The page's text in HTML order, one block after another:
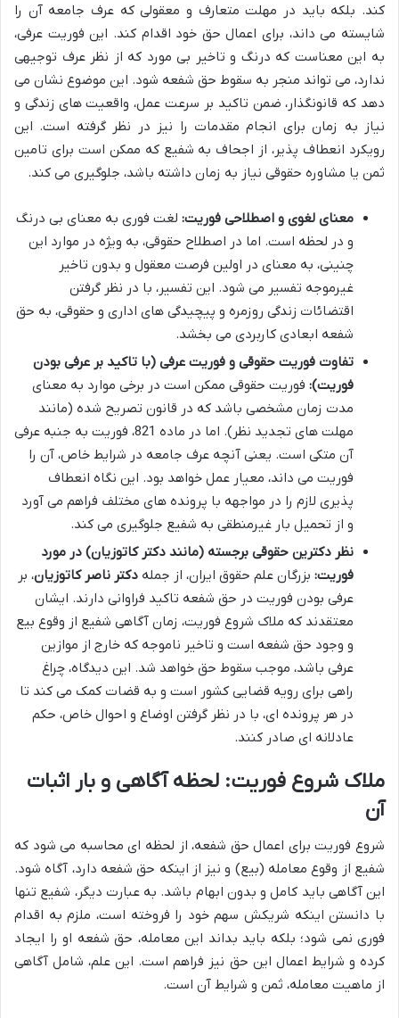
کند. بلکه باید در مهلت متعارف و معقولی که عرف جامعه آن را
شایسته می داند، برای اعمال حق خود اقدام کند. این فوریت عرفی،
به این معناست که درنگ و تاخیر بی مورد که از نظر عرف توجیهی
ندارد، می تواند منجر به سقوط حق شفعه شود. این موضوع نشان می
دهد که قانونگذار، ضمن تاکید بر سرعت عمل، واقعیت های زندگی و
نیاز به زمان برای انجام مقدمات را نیز در نظر گرفته است. این
رویکرد انعطاف پذیر، از اجحاف به شفیع که ممکن است برای تامین
ثمن یا مشاوره حقوقی نیاز به زمان داشته باشد، جلوگیری می کند.
معنای لغوی و اصطلاحی فوریت: لغت فوری به معنای بی درنگ
و در لحظه است. اما در اصطلاح حقوقی، به ویژه در موارد این
چنینی، به معنای در اولین فرصت معقول و بدون تاخیر
غیرموجه تفسیر می شود. این تفسیر، با در نظر گرفتن
اقتضائات زندگی روزمره و پیچیدگی های اداری و حقوقی، به حق
شفعه ابعادی کاربردی می بخشد.
تفاوت فوریت حقوقی و فوریت عرفی (با تاکید بر عرفی بودن
فوریت): فوریت حقوقی ممکن است در برخی موارد به معنای
مدت زمان مشخصی باشد که در قانون تصریح شده (مانند
مهلت های تجدید نظر). اما در ماده 821، فوریت به جنبه عرفی
آن متکی است. یعنی آنچه عرف جامعه در شرایط خاص، آن را
فوریت می داند، معیار عمل خواهد بود. این نگاه انعطاف
پذیری لازم را در مواجهه با پرونده های مختلف فراهم می آورد
و از تحمیل بار غیرمنطقی به شفیع جلوگیری می کند.
نظر دکترین حقوقی برجسته (مانند دکتر کاتوزیان) در مورد
فوریت: بزرگان علم حقوق ایران، از جمله دکتر ناصر کاتوزیان، بر
عرفی بودن فوریت در حق شفعه تاکید فراوانی دارند. ایشان
معتقدند که ملاک شروع فوریت، زمان آگاهی شفیع از وقوع بیع
و وجود حق شفعه است و تاخیر ناموجه که خارج از موازین
عرفی باشد، موجب سقوط حق خواهد شد. این دیدگاه، چراغ
راهی برای رویه قضایی کشور است و به قضات کمک می کند تا
در هر پرونده ای، با در نظر گرفتن اوضاع و احوال خاص، حکم
عادلانه ای صادر کنند.
ملاک شروع فوریت: لحظه آگاهی و بار اثبات
آن
شروع فوریت برای اعمال حق شفعه، از لحظه ای محاسبه می شود که
شفیع از وقوع معامله (بیع) و نیز از اینکه حق شفعه دارد، آگاه شود.
این آگاهی باید کامل و بدون ابهام باشد. به عبارت دیگر، شفیع تنها
با دانستن اینکه شریکش سهم خود را فروخته است، ملزم به اقدام
فوری نمی شود؛ بلکه باید بداند این معامله، حق شفعه او را ایجاد
کرده و شرایط اعمال این حق نیز فراهم است. این علم، شامل آگاهی
از ماهیت معامله، ثمن و شرایط آن است.